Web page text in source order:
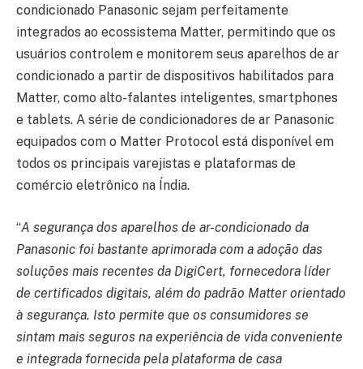
condicionado Panasonic sejam perfeitamente
integrados ao ecossistema Matter, permitindo que os
usuários controlem e monitorem seus aparelhos de ar
condicionado a partir de dispositivos habilitados para
Matter, como alto-falantes inteligentes, smartphones
e tablets. A série de condicionadores de ar Panasonic
equipados com o Matter Protocol está disponível em
todos os principais varejistas e plataformas de
comércio eletrônico na Índia.
“A segurança dos aparelhos de ar-condicionado da
Panasonic foi bastante aprimorada com a adoção das
soluções mais recentes da DigiCert, fornecedora líder
de certificados digitais, além do padrão Matter orientado
à segurança. Isto permite que os consumidores se
sintam mais seguros na experiência de vida conveniente
e integrada fornecida pela plataforma de casa